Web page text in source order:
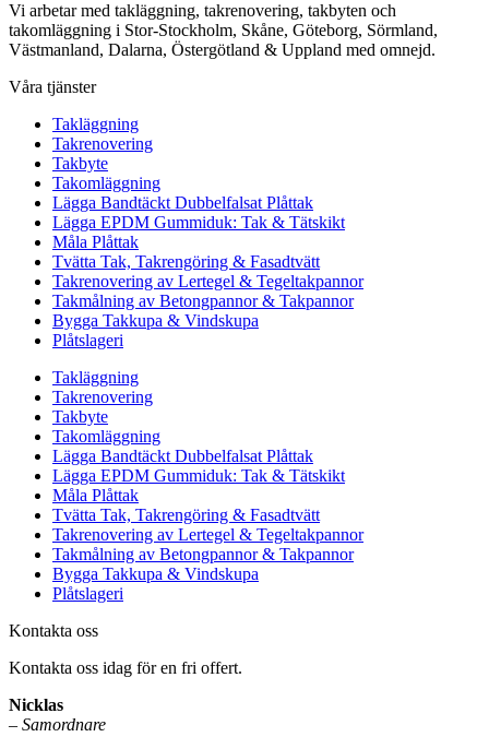
Vi arbetar med takläggning, takrenovering, takbyten och
takomläggning i Stor-Stockholm, Skåne, Göteborg, Sörmland,
Västmanland, Dalarna, Östergötland & Uppland med omnejd.
Våra tjänster
Takläggning
Takrenovering
Takbyte
Takomläggning
Lägga Bandtäckt Dubbelfalsat Plåttak
Lägga EPDM Gummiduk: Tak & Tätskikt
Måla Plåttak
Tvätta Tak, Takrengöring & Fasadtvätt
Takrenovering av Lertegel & Tegeltakpannor
Takmålning av Betongpannor & Takpannor
Bygga Takkupa & Vindskupa
Plåtslageri
Takläggning
Takrenovering
Takbyte
Takomläggning
Lägga Bandtäckt Dubbelfalsat Plåttak
Lägga EPDM Gummiduk: Tak & Tätskikt
Måla Plåttak
Tvätta Tak, Takrengöring & Fasadtvätt
Takrenovering av Lertegel & Tegeltakpannor
Takmålning av Betongpannor & Takpannor
Bygga Takkupa & Vindskupa
Plåtslageri
Kontakta oss
Kontakta oss idag för en fri offert.
Nicklas
– Samordnare